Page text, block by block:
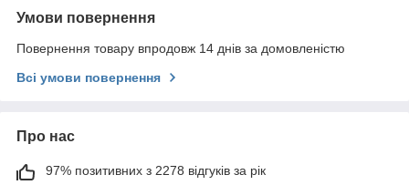
Умови повернення
Повернення товару впродовж 14 днів за домовленістю
Всі умови повернення
Про нас
97% позитивних з 2278 відгуків за рік